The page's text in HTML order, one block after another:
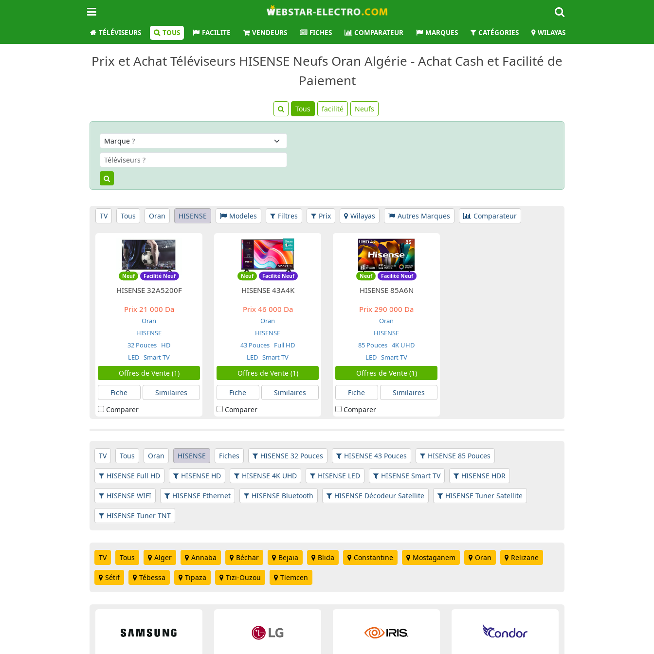
TÉLÉVISEURS TOUS FACILITE VENDEURS FICHES COMPARATEUR MARQUES CATÉGORIES WILAYAS
Prix et Achat Téléviseurs HISENSE Neufs Oran Algérie - Achat Cash et Facilité de
Paiement
Tous facilité Neufs
TV Tous Oran HISENSE Modeles Filtres Prix Wilayas Autres Marques Comparateur
Neuf Facilité Neuf
HISENSE 32A5200F
Prix21 000 Da
Oran
HISENSE
32 Pouces HD
LED Smart TV
Offres de Vente (1)
Fiche
Similaires
Comparer
Neuf Facilité Neuf
HISENSE 43A4K
Prix46 000 Da
Oran
HISENSE
43 Pouces Full HD
LED Smart TV
Offres de Vente (1)
Fiche
Similaires
Comparer
Neuf Facilité Neuf
HISENSE 85A6N
Prix 290 000 Da
Oran
HISENSE
85 Pouces 4K UHD
LED Smart TV
Offres de Vente (1)
Fiche
Similaires
Comparer
TV Tous Oran HISENSE Fiches HISENSE 32 Pouces HISENSE 43 Pouces HISENSE 85 Pouces
HISENSE Full HD HISENSE HD HISENSE 4K UHD HISENSE LED HISENSE Smart TV HISENSE HDR
HISENSE WIFI HISENSE Ethernet HISENSE Bluetooth HISENSE Décodeur Satellite HISENSE Tuner Satellite
HISENSE Tuner TNT
TV Tous Alger Annaba Béchar Bejaia Blida Constantine Mostaganem Oran Relizane
Sétif Tébessa Tipaza Tizi-Ouzou Tlemcen